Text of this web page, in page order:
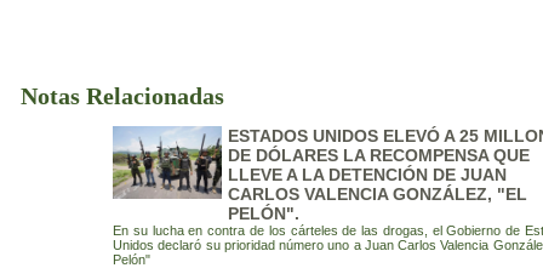
Notas Relacionadas
ESTADOS UNIDOS ELEVÓ A 25
DE DÓLARES LA RECOMPENSA QUE
LLEVE A LA DETENCIÓN DE JUAN
CARLOS VALENCIA GONZÁLEZ, "EL
PELÓN".
En su lucha en contra de los cárteles de las drogas, el Gobierno de
Unidos declaró su prioridad número uno a Juan Carlos Valencia
Pelón"